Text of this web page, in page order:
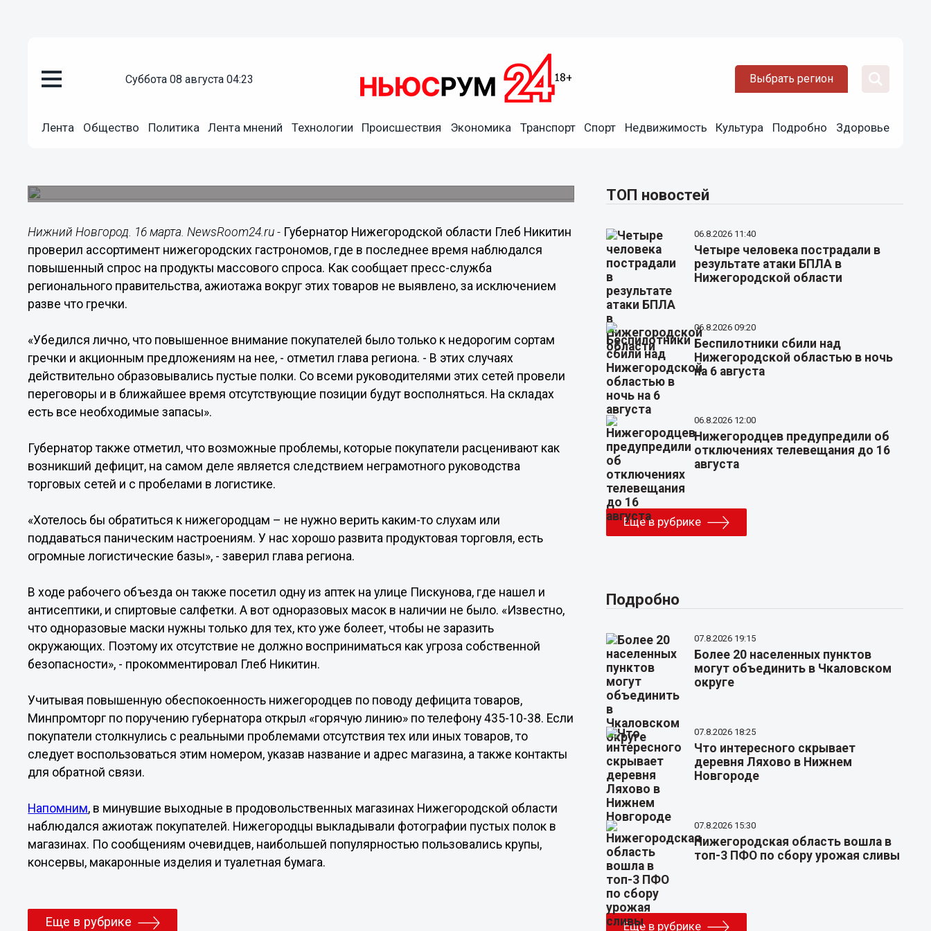
суббота 08 августа 04:23 Выбрать регион
Лента Общество Политика Лента мнений Технологии Происшествия Экономика Транспорт Спорт Недвижимость Культура Подробно Здоровье
16.03.202020:42
Нижний Новгород. 16 марта. NewsRoom24.ru - Губернатор Нижегородской области Глеб Никитин
проверил ассортимент нижегородских гастрономов, где в последнее время наблюдался
повышенный спрос на продукты массового спроса. Как сообщает пресс-служба
регионального правительства, ажиотажа вокруг этих товаров не выявлено, за исключением
разве что гречки.
«Убедился лично, что повышенное внимание покупателей было только к недорогим сортам
гречки и акционным предложениям на нее, - отметил глава региона. - В этих случаях
действительно образовывались пустые полки. Со всеми руководителями этих сетей провели
переговоры и в ближайшее время отсутствующие позиции будут восполняться. На складах
есть все необходимые запасы».
Губернатор также отметил, что возможные проблемы, которые покупатели расценивают как
возникший дефицит, на самом деле является следствием неграмотного руководства
торговых сетей и с пробелами в логистике.
«Хотелось бы обратиться к нижегородцам – не нужно верить каким-то слухам или
поддаваться паническим настроениям. У нас хорошо развита продуктовая торговля, есть
огромные логистические базы», - заверил глава региона.
В ходе рабочего объезда он также посетил одну из аптек на улице Пискунова, где нашел и
антисептики, и спиртовые салфетки. А вот одноразовых масок в наличии не было. «Известно,
что одноразовые маски нужны только для тех, кто уже болеет, чтобы не заразить
окружающих. Поэтому их отсутствие не должно восприниматься как угроза собственной
безопасности», - прокомментировал Глеб Никитин.
Учитывая повышенную обеспокоенность нижегородцев по поводу дефицита товаров,
Минпромторг по поручению губернатора открыл «горячую линию» по телефону 435-10-38. Если
покупатели столкнулись с реальными проблемами отсутствия тех или иных товаров, то
следует воспользоваться этим номером, указав название и адрес магазина, а также контакты
для обратной связи.
Напомним, в минувшие выходные в продовольственных магазинах Нижегородской области
наблюдался ажиотаж покупателей. Нижегородцы выкладывали фотографии пустых полок в
магазинах. По сообщениям очевидцев, наибольшей популярностью пользовались крупы,
консервы, макаронные изделия и туалетная бумага.
Еще в рубрике
ТОП новостей
06.8.2026 11:40
Четыре человека пострадали в
результате атаки БПЛА в
Нижегородской области
06.8.2026 09:20
Беспилотники сбили над
Нижегородской областью в ночь
на 6 августа
06.8.2026 12:00
Нижегородцев предупредили об
отключениях телевещания до 16
августа
Еще в рубрике
Подробно
07.8.2026 19:15
Более 20 населенных пунктов
могут объединить в Чкаловском
округе
07.8.2026 18:25
Что интересного скрывает
деревня Ляхово в Нижнем
Новгороде
07.8.2026 15:30
Нижегородская область вошла в
топ-3 ПФО по сбору урожая сливы
Еще в рубрике